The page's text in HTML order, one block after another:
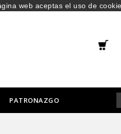
PATRONAZGO
web aceptas el uso de